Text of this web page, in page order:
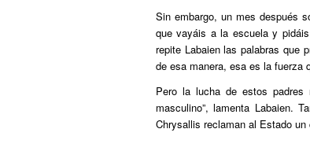
Sin embargo, un mes después
que vayáis a la escuela y
repite Labaien las palabras que
de esa manera, esa es la fuerza
Pero la lucha de estos
masculino”, lamenta Labaien.
Chrysallis reclaman al Estado